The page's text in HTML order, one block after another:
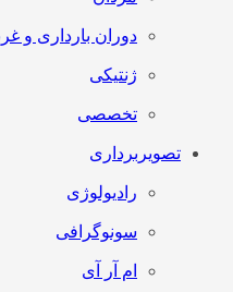
دوران بارداری و
ژنتیکی
تخصصی
تصویربرداری
رادیولوژی
سونوگرافی
ام آر آی